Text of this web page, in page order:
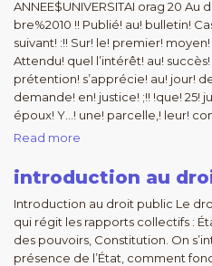
ANNEE$UNIVERSITAI orag 20 Au
bre%2010 !! Publié! au! bulletin!
suivant! :!! Sur! le! premier!
Attendu! quel l’intérêt! au! succès!
prétention! s’apprécie! au! jour!
demande! en! justice! ;!! !que! 25!
époux! Y…! une! parcelle,! leur!
Read more
introduction au
Introduction au droit public Le
qui régit les rapports collectifs :
des pouvoirs, Constitution. On
présence de l’État, comment